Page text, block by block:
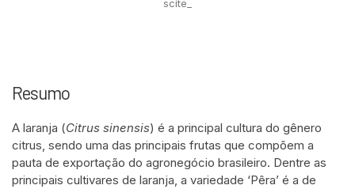
scite_
Resumo
A laranja (Citrus sinensis) é a principal cultura do gênero
citrus, sendo uma das principais frutas que compõem a
pauta de exportação do agronegócio brasileiro. Dentre as
principais cultivares de laranja, a variedade ‘Pêra’ é a de